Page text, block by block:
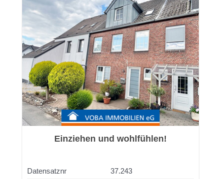
Einziehen und wohlfühlen!
Datensatznr
37.243